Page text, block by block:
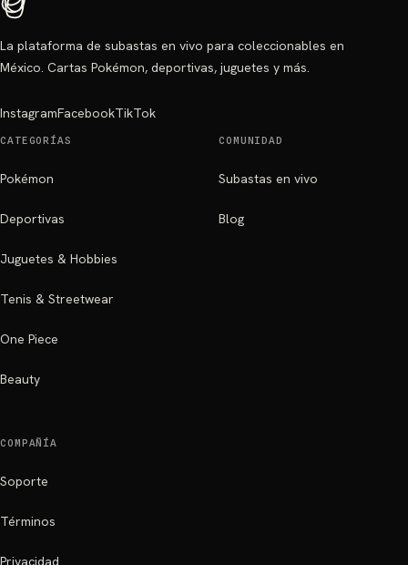
La plataforma de subastas en vivo para coleccionables en
México. Cartas Pokémon, deportivas, juguetes y más.
InstagramFacebookTikTok
CATEGORÍAS
Pokémon
Deportivas
Juguetes & Hobbies
Tenis & Streetwear
One Piece
Beauty
COMUNIDAD
Subastas en vivo
Blog
COMPAÑÍA
Soporte
Términos
Privacidad